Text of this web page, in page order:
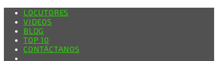
LOCUTORES
VIDEOS
BLOG
TOP 10
CONTÁCTANOS